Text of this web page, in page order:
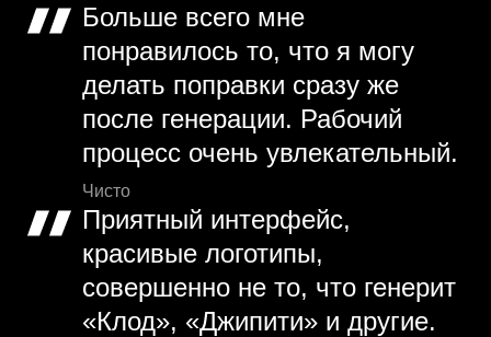
Больше всего мне
понравилось то, что я могу
делать поправки сразу же
после генерации. Рабочий
процесс очень увлекательный.
Чисто
Приятный интерфейс,
красивые логотипы,
совершенно не то, что генерит
«Клод», «Джипити» и другие.